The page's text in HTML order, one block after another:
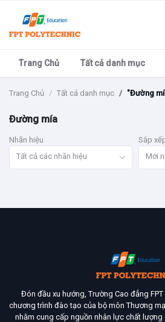
Trang Chủ Tất cả danh mục
Trang Chủ Tất cả danh mục "Đường
Đường mía
Nhãn hiệu
Tất cả các nhãn hiệu
Sắp
Mới
Đón đầu xu hướng, Trường Cao đẳng
chương trình đào tạo của bộ môn Thương
nhằm cung cấp nguồn nhân lực chất